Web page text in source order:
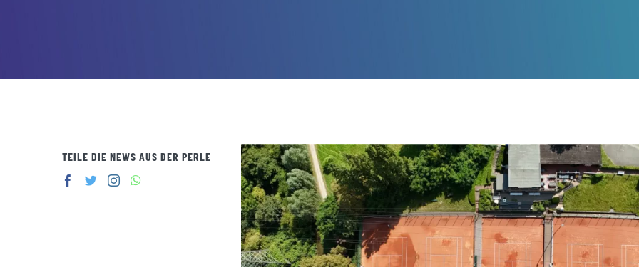
Zeige
grösseres
Bild
TEILE DIE NEWS AUS DER PERLE